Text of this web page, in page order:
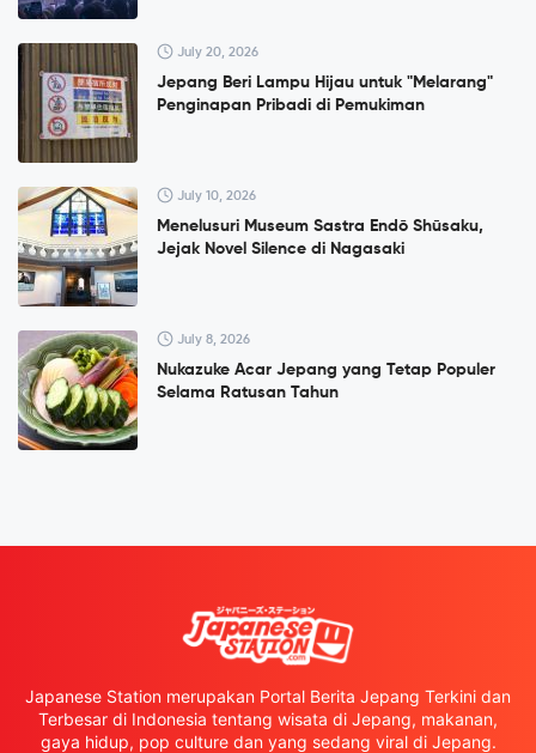
July 20, 2026
Jepang Beri Lampu Hijau untuk "Melarang"
Penginapan Pribadi di Pemukiman
July 10, 2026
Menelusuri Museum Sastra Endō Shūsaku,
Jejak Novel Silence di Nagasaki
July 8, 2026
Nukazuke Acar Jepang yang Tetap Populer
Selama Ratusan Tahun
Japanese Station merupakan Portal Berita Jepang Terkini dan
Terbesar di Indonesia tentang wisata di Jepang, makanan,
gaya hidup, pop culture dan yang sedang viral di Jepang.